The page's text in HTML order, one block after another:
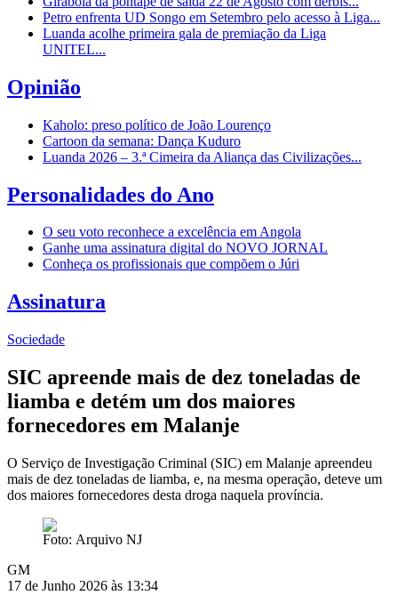
Petro enfrenta UD Songo em Setembro pelo acesso à Liga...
Luanda acolhe primeira gala de premiação da Liga
UNITEL...
Opinião
Kaholo: preso político de João Lourenço
Cartoon da semana: Dança Kuduro
Luanda 2026 – 3.ª Cimeira da Aliança das Civilizações...
Personalidades do Ano
O seu voto reconhece a excelência em Angola
Ganhe uma assinatura digital do NOVO JORNAL
Conheça os profissionais que compõem o Júri
Assinatura
Sociedade
SIC apreende mais de dez toneladas de
liamba e detém um dos maiores
fornecedores em Malanje
O Serviço de Investigação Criminal (SIC) em Malanje apreendeu
mais de dez toneladas de liamba, e, na mesma operação, deteve um
dos maiores fornecedores desta droga naquela província.
Foto: Arquivo NJ
GM
17 de Junho 2026 às 13:34